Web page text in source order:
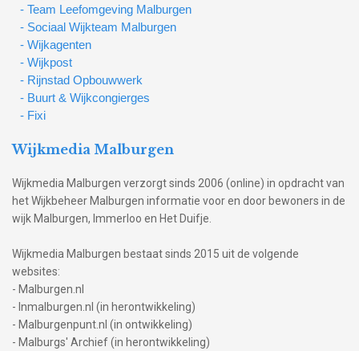
- Team Leefomgeving Malburgen
- Sociaal Wijkteam Malburgen
- Wijkagenten
- Wijkpost
- Rijnstad Opbouwwerk
- Buurt & Wijkcongierges
- Fixi
Wijkmedia Malburgen
Wijkmedia Malburgen verzorgt sinds 2006 (online) in opdracht van
het Wijkbeheer Malburgen informatie voor en door bewoners in de
wijk Malburgen, Immerloo en Het Duifje.
Wijkmedia Malburgen bestaat sinds 2015 uit de volgende
websites:
- Malburgen.nl
- Inmalburgen.nl (in herontwikkeling)
- Malburgenpunt.nl (in ontwikkeling)
- Malburgs' Archief (in herontwikkeling)